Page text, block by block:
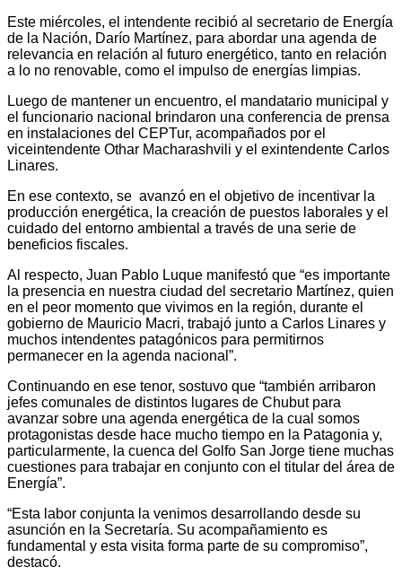
Este miércoles, el intendente recibió al secretario de Energía
de la Nación, Darío Martínez, para abordar una agenda de
relevancia en relación al futuro energético, tanto en relación
a lo no renovable, como el impulso de energías limpias.
Luego de mantener un encuentro, el mandatario municipal y
el funcionario nacional brindaron una conferencia de prensa
en instalaciones del CEPTur, acompañados por el
viceintendente Othar Macharashvili y el exintendente Carlos
Linares.
En ese contexto, se avanzó en el objetivo de incentivar la
producción energética, la creación de puestos laborales y el
cuidado del entorno ambiental a través de una serie de
beneficios fiscales.
Al respecto, Juan Pablo Luque manifestó que “es importante
la presencia en nuestra ciudad del secretario Martínez, quien
en el peor momento que vivimos en la región, durante el
gobierno de Mauricio Macri, trabajó junto a Carlos Linares y
muchos intendentes patagónicos para permitirnos
permanecer en la agenda nacional”.
Continuando en ese tenor, sostuvo que “también arribaron
jefes comunales de distintos lugares de Chubut para
avanzar sobre una agenda energética de la cual somos
protagonistas desde hace mucho tiempo en la Patagonia y,
particularmente, la cuenca del Golfo San Jorge tiene muchas
cuestiones para trabajar en conjunto con el titular del área de
Energía”.
“Esta labor conjunta la venimos desarrollando desde su
asunción en la Secretaría. Su acompañamiento es
fundamental y esta visita forma parte de su compromiso”,
destacó.